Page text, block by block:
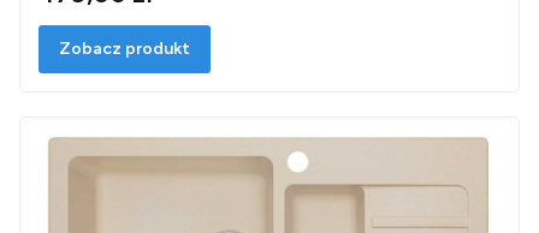
Zobacz produkt